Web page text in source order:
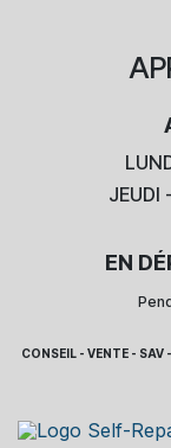
JEUDI
EN
CONSEIL - VENTE -